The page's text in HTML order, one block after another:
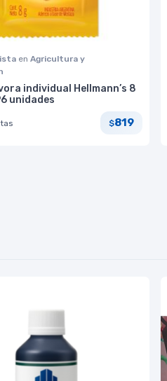
en Agricultura y
individual Hellmann’s 8
unidades
$819